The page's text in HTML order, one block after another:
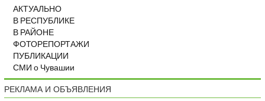
АКТУАЛЬНО
В РЕСПУБЛИКЕ
В РАЙОНЕ
ФОТОРЕПОРТАЖИ
ПУБЛИКАЦИИ
СМИ о Чувашии
РЕКЛАМА И ОБЪЯВЛЕНИЯ